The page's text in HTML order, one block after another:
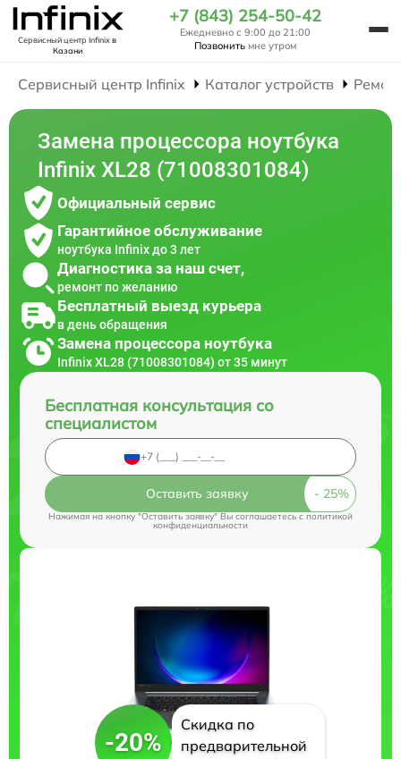
Сервисный центр Infinixв
Казани
+7 (843) 254-50-42
Ежедневно с 9:00 до 21:00
Позвонить мне утром
Сервисный центр Infinix Каталог устройств
Замена процессора ноутбука
Infinix XL28 (71008301084)
Официальный сервис
Гарантийное обслуживание
ноутбука Infinix до 3 лет
Диагностика за наш счет,
ремонт по желанию
Бесплатный выезд курьера
в день обращения
Замена процессора ноутбука
Infinix XL28 (71008301084) от 35 минут
Бесплатная консультация со
специалистом
Оставить заявку
Нажимая на кнопку "Оставить заявку" Вы соглашаетесь cполитикой
конфиденциальности
-20%
Скидка по
предварительной